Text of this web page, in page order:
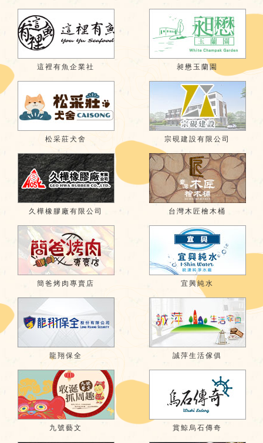
這裡有魚企業社 昶懋玉蘭園
松采莊犬舍 宗硯建設有限公司
久樺橡膠廠有限公司 台灣木匠檜木桶
簡爸烤肉專賣店 宜興純水
龍翔保全 誠萍生活傢俱
九號藝文 賞鯨烏石傳奇